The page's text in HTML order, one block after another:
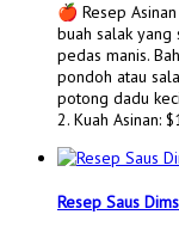
🍎 Resep
buah salak yang
pedas manis.
pondoh atau
potong dadu
2. Kuah Asinan:
Resep Saus